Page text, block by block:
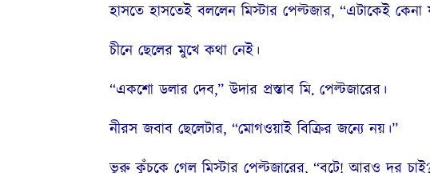
হাসতে হাসতেই বললেন মিস্টার পেল্টজার, “এটাকেই কেনা
চীনে ছেলের মুখে কথা নেই।
“একশো ডলার দেব,” উদার প্রস্তাব মি. পেল্টজারের।
নীরস জবাব ছেলেটার, “মোগওয়াই বিক্রির জন্যে নয়।”
ভুরু কুঁচকে গেল মিস্টার পেল্টজারের, “বটে! আরও দর